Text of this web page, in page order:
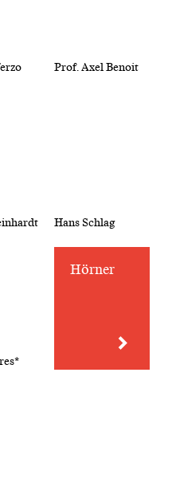
Prof. Axel Benoit
Hans Schlag
Hörner